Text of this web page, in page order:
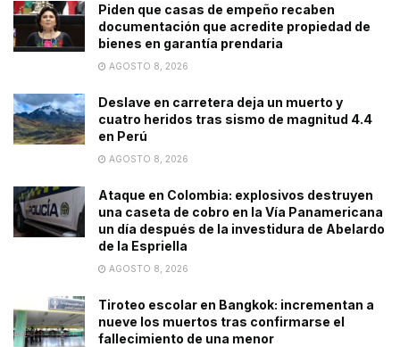
Piden que casas de empeño recaben
documentación que acredite propiedad de
bienes en garantía prendaria
AGOSTO 8, 2026
Deslave en carretera deja un muerto y
cuatro heridos tras sismo de magnitud 4.4
en Perú
AGOSTO 8, 2026
Ataque en Colombia: explosivos destruyen
una caseta de cobro en la Vía Panamericana
un día después de la investidura de Abelardo
de la Espriella
AGOSTO 8, 2026
Tiroteo escolar en Bangkok: incrementan a
nueve los muertos tras confirmarse el
fallecimiento de una menor